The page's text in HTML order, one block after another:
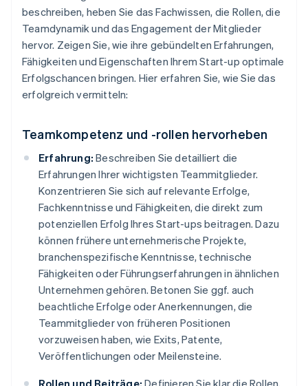
beschreiben, heben Sie das Fachwissen, die Rollen, die
Teamdynamik und das Engagement der Mitglieder
hervor. Zeigen Sie, wie ihre gebündelten Erfahrungen,
Fähigkeiten und Eigenschaften Ihrem Start-up optimale
Erfolgschancen bringen. Hier erfahren Sie, wie Sie das
erfolgreich vermitteln:
Teamkompetenz und -rollen hervorheben
Erfahrung: Beschreiben Sie detailliert die
Erfahrungen Ihrer wichtigsten Teammitglieder.
Konzentrieren Sie sich auf relevante Erfolge,
Fachkenntnisse und Fähigkeiten, die direkt zum
potenziellen Erfolg Ihres Start-ups beitragen. Dazu
können frühere unternehmerische Projekte,
branchenspezifische Kenntnisse, technische
Fähigkeiten oder Führungserfahrungen in ähnlichen
Unternehmen gehören. Betonen Sie ggf. auch
beachtliche Erfolge oder Anerkennungen, die
Teammitglieder von früheren Positionen
vorzuweisen haben, wie Exits, Patente,
Veröffentlichungen oder Meilensteine.